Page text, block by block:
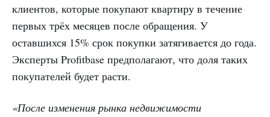
клиентов, которые покупают квартиру в течение
первых трёх месяцев после обращения. У
оставшихся 15% срок покупки затягивается до года.
Эксперты Profitbase предполагают, что доля таких
покупателей будет расти.
«После изменения рынка недвижимости